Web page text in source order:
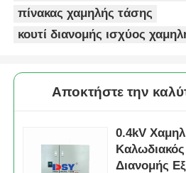
πίνακας χαμηλής τάσης
κουτί διανομής ισχύος
Αποκτήστε την
0.4kV
Διανομής